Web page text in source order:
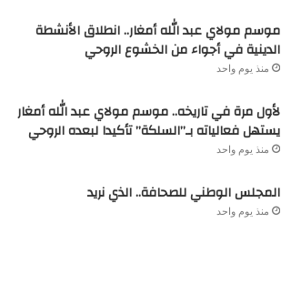
موسم مولاي عبد الله أمغار.. انطلاق الأنشطة
الدينية في أجواء من الخشوع الروحي
منذ يوم واحد
لأول مرة في تاريخه.. موسم مولاي عبد الله أمغار
يستهل فعالياته بـ”السلكة” تأكيدا لبعده الروحي
منذ يوم واحد
المجلس الوطني للصحافة.. الذي نريد
منذ يوم واحد